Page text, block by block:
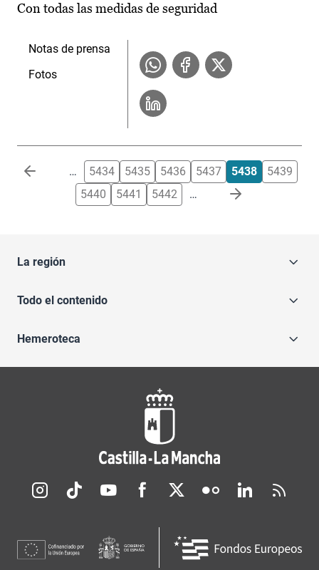
Con todas las medidas de seguridad
Notas de prensa
Fotos
Paginación … 5434 5435 5436 5437 5438
5439
5440
5441 5442 …
La región
Todo el contenido
Hemeroteca
Redes sociales JCCM